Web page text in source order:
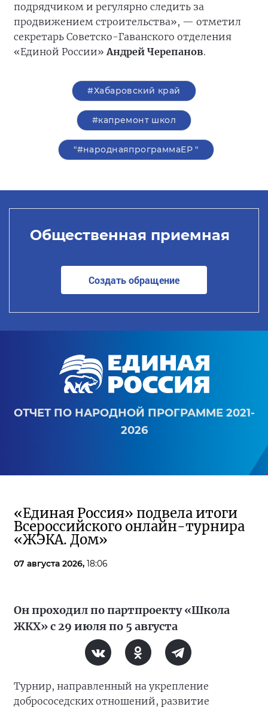
подрядчиком и регулярно следить за
продвижением строительства», — отметил
секретарь Советско-Гаванского отделения
«Единой России»Андрей Черепанов.
#Хабаровский край
#капремонт школ
"#народнаяпрограммаЕР "
Общественная приемная
Создать обращение
ОТЧЕТ ПО НАРОДНОЙ ПРОГРАММЕ 2021-
2026
«Единая Россия» подвела итоги
Всероссийского онлайн-турнира
«ЖЭКА. Дом»
07 августа 2026, 18:06
Он проходил по партпроекту «Школа
ЖКХ» с 29 июля по 5 августа
Турнир, направленный на укрепление
добрососедских отношений, развитие